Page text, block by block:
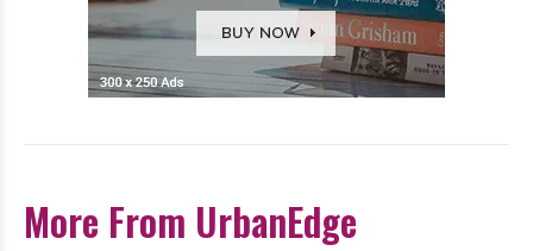
More From UrbanEdge